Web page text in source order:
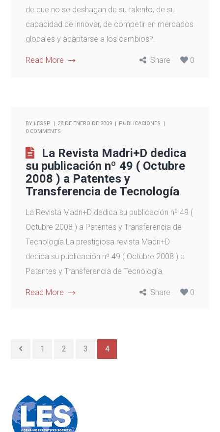
de que no se deshagan de su talento, de su
capacidad de innovar, de competir en mercados
globales y adaptarse a los cambios?.
Read More Share 0
BY LESSP 28 DE ENERO DE 2009
PUBLICACIONES
0 COMMENTS
La Revista Madri+D dedica
su publicación nº 49 ( Octubre
2008 ) a Patentes y
Transferencia de Tecnología
La Revista Madri+D dedica su publicación nº 49 (
Octubre 2008 ) a Patentes y Transferencia de
Tecnología.La prestigiosa revista Madri+D
dedica su publicación nº 49 ( Octubre 2008 ) a
Patentes y Transferencia de Tecnología.
Read More Share 0
1 2 3 4